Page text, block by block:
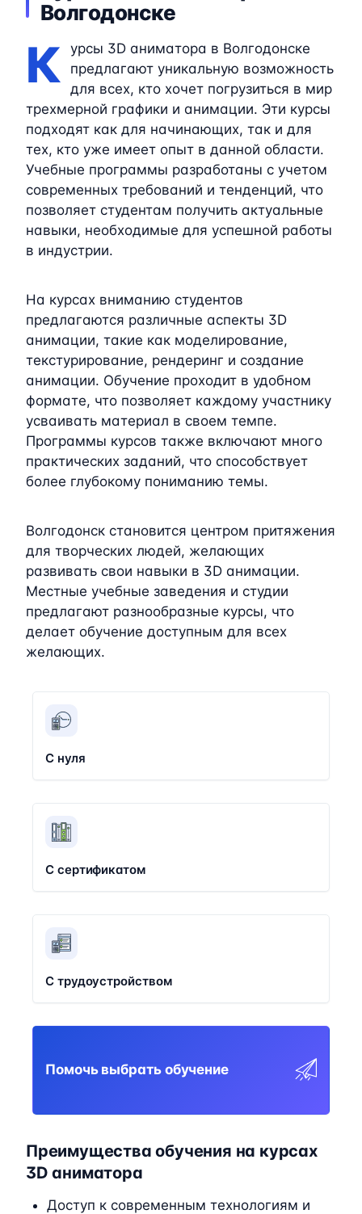
Волгодонске
К
урсы 3D аниматора в Волгодонске
предлагают уникальную возможность
для всех, кто хочет погрузиться в мир
трехмерной графики и анимации. Эти курсы
подходят как для начинающих, так и для
тех, кто уже имеет опыт в данной области.
Учебные программы разработаны с учетом
современных требований и тенденций, что
позволяет студентам получить актуальные
навыки, необходимые для успешной работы
в индустрии.
На курсах вниманию студентов
предлагаются различные аспекты 3D
анимации, такие как моделирование,
текстурирование, рендеринг и создание
анимации. Обучение проходит в удобном
формате, что позволяет каждому участнику
усваивать материал в своем темпе.
Программы курсов также включают много
практических заданий, что способствует
более глубокому пониманию темы.
Волгодонск становится центром притяжения
для творческих людей, желающих
развивать свои навыки в 3D анимации.
Местные учебные заведения и студии
предлагают разнообразные курсы, что
делает обучение доступным для всех
желающих.
С нуля
С сертификатом
С трудоустройством
Помочь выбрать обучение
Преимущества обучения на курсах
3D аниматора
Доступ к современным технологиям и